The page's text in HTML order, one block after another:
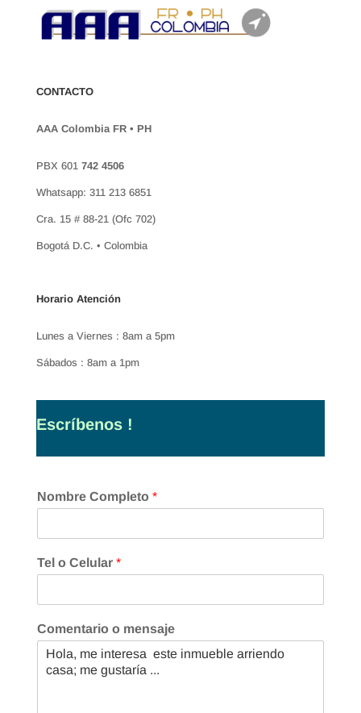
CONTACTO
AAA Colombia FR • PH
PBX 601 742 4506
Whatsapp: 311 213 6851
Cra. 15 # 88-21 (Ofc 702)
Bogotá D.C. • Colombia
Horario Atención
Lunes a Viernes : 8am a 5pm
Sábados : 8am a 1pm
Escríbenos !
Nombre Completo *
Tel o Celular *
Comentario o mensaje